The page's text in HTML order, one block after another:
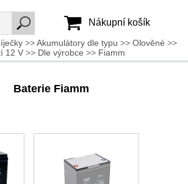
Nákupní košík
>>Akumulátory dle typu >>Olověné >>
12 V >> Dle výrobce >> Fiamm
Baterie Fiamm